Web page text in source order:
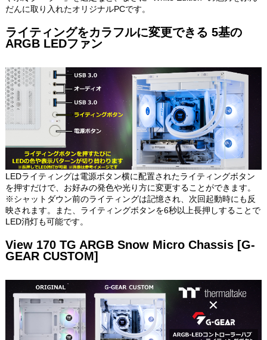
だんに取り入れたオリジナルPCです。
ライティングをカラフルに変更できる 5基の
ARGB LEDファン
LEDライティングは電源ボタン横に配置されたライティングボタン
を押すだけで、お好みの発色や光り方に変更することができます。
※シャットダウン前のライティングは記憶され、次回起動時にも反
映されます。また、ライティングボタンを6秒以上長押しすることで
LED消灯も可能です。
View 170 TG ARGB Snow Micro Chassis [G-
GEAR CUSTOM]